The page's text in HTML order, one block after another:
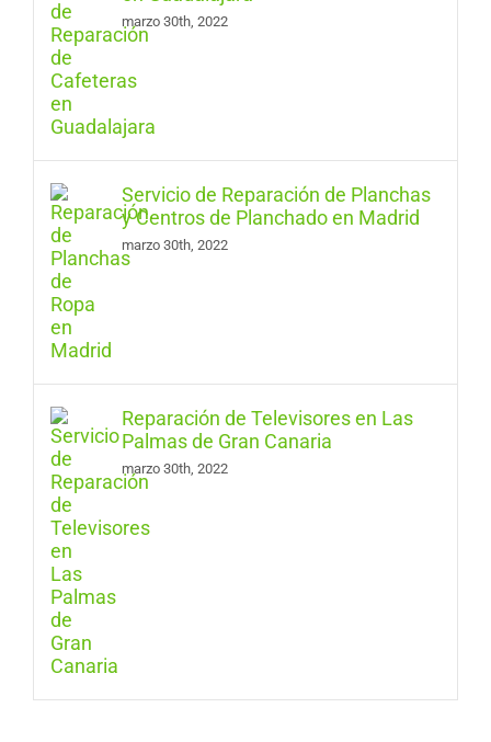
marzo 30th, 2022
Servicio de Reparación de Planchas
y Centros de Planchado en Madrid
marzo 30th, 2022
Reparación de Televisores en Las
Palmas de Gran Canaria
marzo 30th, 2022